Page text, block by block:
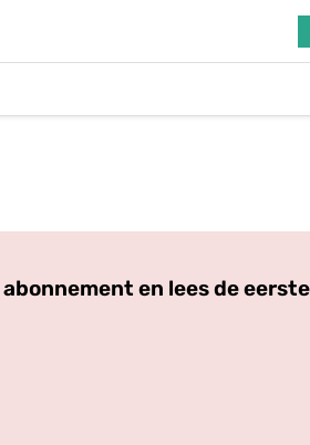
en lees de